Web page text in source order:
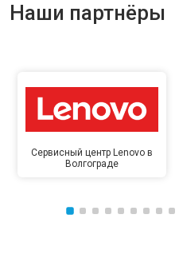
Наши партнёры
Сервисный центр Lenovo в
Волгограде